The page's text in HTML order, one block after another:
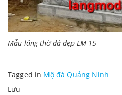
Mẫu lăng thờ đá đẹp LM 15
Tagged in Mộ đá Quảng Ninh
Lưu